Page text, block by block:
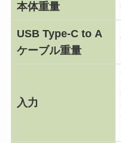
本体重量
USB Type-C to A
ケーブル重量
入力